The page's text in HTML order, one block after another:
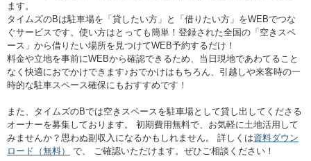
ます。
タイムズのBは駐車場を「貸したい方」と「借りたい方」をWEBでつな
ぐサービスです。使い方はとっても簡単！登録された全国の「空きスペ
ース」から借りたい場所を見つけてWEB予約するだけ！
料金や立地を事前にWEBから確認できるため、当日現地であわてること
なく快適におでかけできます♪おでかけはもちろん、引越しや来客時の一
時的な駐車スペース確保にもおすすめです！
また、タイムズのBでは空きスペースを駐車場として貸し出してくださる
オーナーを募集しております。 初期費用無料で、お気軽に土地活用して
みませんか？思わぬ副収入になるかもしれません。 詳しくは資料ダウン
ロード（無料）
で、 ご確認いただけます。ぜひご相談ください！